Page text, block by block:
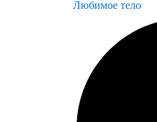
Любимое тело